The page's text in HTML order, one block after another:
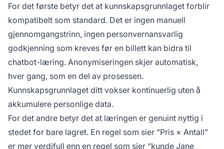
For det første betyr det at kunnskapsgrunnlaget forblir
kompatibelt som standard. Det er ingen manuell
gjennomgangstrinn, ingen personvernansvarlig
godkjenning som kreves før en billett kan bidra til
chatbot-læring. Anonymiseringen skjer automatisk,
hver gang, som en del av prosessen.
Kunnskapsgrunnlaget ditt vokser kontinuerlig uten å
akkumulere personlige data.
For det andre betyr det at læringen er genuint nyttig i
stedet for bare lagret. En regel som sier “Pris × Antall”
er mer verdifull enn en regel som sier “kunde Jane